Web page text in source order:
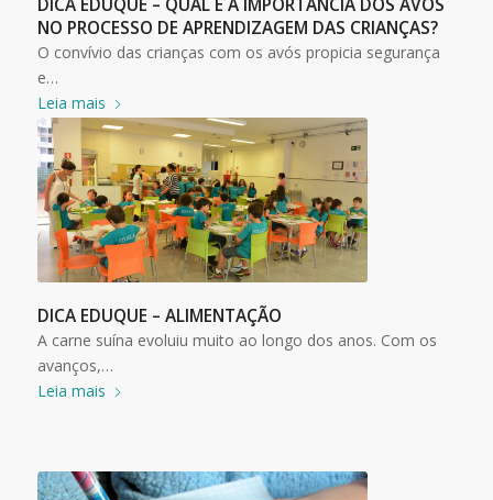
DICA EDUQUE – QUAL É A IMPORTÂNCIA DOS AVÓS
NO PROCESSO DE APRENDIZAGEM DAS CRIANÇAS?
O convívio das crianças com os avós propicia segurança
e…
Leia mais
DICA EDUQUE – ALIMENTAÇÃO
A carne suína evoluiu muito ao longo dos anos. Com os
avanços,…
Leia mais